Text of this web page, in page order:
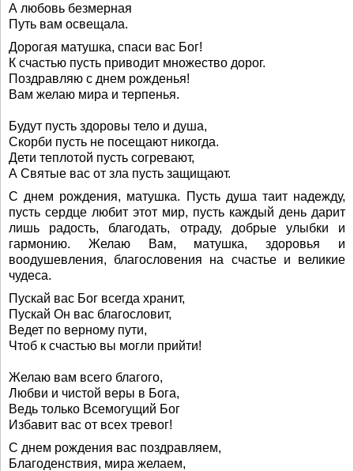
А любовь безмерная
Путь вам освещала.
Дорогая матушка, спаси вас Бог!
К счастью пусть приводит множество дорог.
Поздравляю с днем рожденья!
Вам желаю мира и терпенья.
Будут пусть здоровы тело и душа,
Скорби пусть не посещают никогда.
Дети теплотой пусть согревают,
А Святые вас от зла пусть защищают.
С днем рождения, матушка. Пусть душа таит надежду,
пусть сердце любит этот мир, пусть каждый день дарит
лишь радость, благодать, отраду, добрые улыбки и
гармонию. Желаю Вам, матушка, здоровья и
воодушевления, благословения на счастье и великие
чудеса.
Пускай вас Бог всегда хранит,
Пускай Он вас благословит,
Ведет по верному пути,
Чтоб к счастью вы могли прийти!
Желаю вам всего благого,
Любви и чистой веры в Бога,
Ведь только Всемогущий Бог
Избавит вас от всех тревог!
С днем рождения вас поздравляем,
Благоденствия, мира желаем,